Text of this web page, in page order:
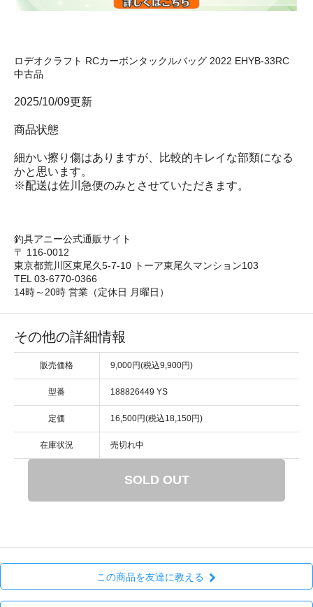
ロデオクラフト RCカーボンタックルバッグ 2022 EHYB-33RC
中古品
2025/10/09更新
商品状態
細かい擦り傷はありますが、比較的キレイな部類になる
かと思います。
※配送は佐川急便のみとさせていただきます。
釣具アニー公式通販サイト
〒 116-0012
東京都荒川区東尾久5-7-10 トーア東尾久マンション103
TEL 03-6770-0366
14時～20時 営業（定休日 月曜日）
その他の詳細情報
販売価格 9,000円(税込9,900円)
型番 188826449 YS
定価 16,500円(税込18,150円)
在庫状況 売切れ中
SOLD OUT
この商品を友達に教える